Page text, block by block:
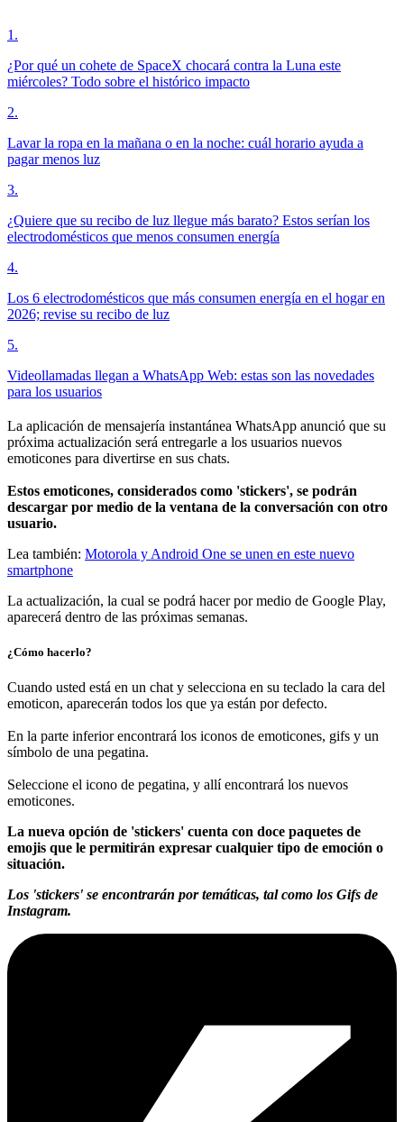
1 .
¿Por qué un cohete de SpaceX chocará contra la Luna este
miércoles? Todo sobre el histórico impacto
2.
Lavar la ropa en la mañana o en la noche: cuál horario ayuda a
pagar menos luz
3.
¿Quiere que su recibo de luz llegue más barato? Estos serían los
electrodomésticos que menos consumen energía
4.
Los 6 electrodomésticos que más consumen energía en el hogar en
2026; revise su recibo de luz
5.
Videollamadas llegan a WhatsApp Web: estas son las novedades
para los usuarios
La aplicación de mensajería instantánea WhatsApp anunció que su
próxima actualización será entregarle a los usuarios nuevos
emoticones para divertirse en sus chats.
Estos emoticones, considerados como 'stickers', se podrán
descargar por medio de la ventana de la conversación con otro
usuario.
Lea también: Motorola y Android One se unen en este nuevo
smartphone
La actualización, la cual se podrá hacer por medio de Google Play,
aparecerá dentro de las próximas semanas.
¿Cómo hacerlo?
Cuando usted está en un chat y selecciona en su teclado la cara del
emoticon, aparecerán todos los que ya están por defecto.
En la parte inferior encontrará los iconos de emoticones, gifs y un
símbolo de una pegatina.
Seleccione el icono de pegatina, y allí encontrará los nuevos
emoticones.
La nueva opción de 'stickers' cuenta con doce paquetes de
emojis que le permitirán expresar cualquier tipo de emoción o
situación.
Los 'stickers' se encontrarán por temáticas, tal como los Gifs de
Instagram.